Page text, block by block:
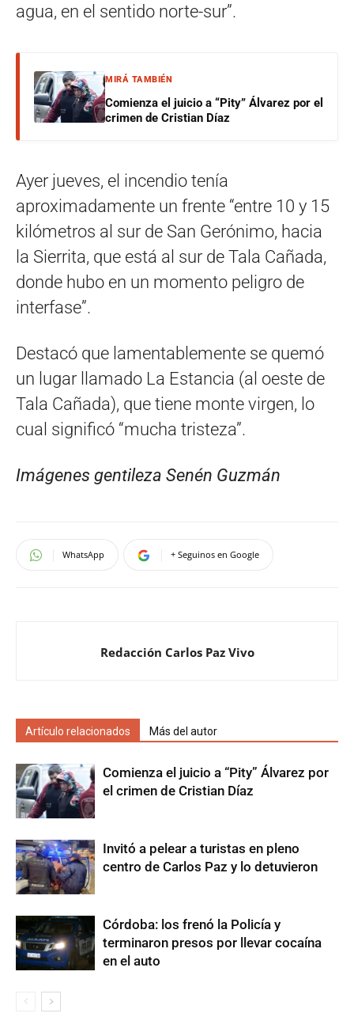
agua, en el sentido norte-sur”.
MIRÁ TAMBIÉN
Comienza el juicio a “Pity” Álvarez por el
crimen de Cristian Díaz
Ayer jueves, el incendio tenía
aproximadamente un frente “entre 10 y 15
kilómetros al sur de San Gerónimo, hacia
la Sierrita, que está al sur de Tala Cañada,
donde hubo en un momento peligro de
interfase”.
Destacó que lamentablemente se quemó
un lugar llamado La Estancia (al oeste de
Tala Cañada), que tiene monte virgen, lo
cual significó “mucha tristeza”.
Imágenes gentileza Senén Guzmán
WhatsApp + Seguinos en Google
Redacción Carlos Paz Vivo
Artículo relacionados Más del autor
Comienza el juicio a “Pity” Álvarez por
el crimen de Cristian Díaz
Invitó a pelear a turistas en pleno
centro de Carlos Paz y lo detuvieron
Córdoba: los frenó la Policía y
terminaron presos por llevar cocaína
en el auto